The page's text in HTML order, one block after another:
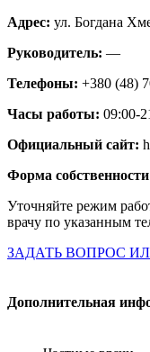
Адрес: ул. Богдана
Руководитель: —
Телефоны: +380 (48)
Часы работы: 09:00-
Официальный сайт:
Форма
Уточняйте режим
врачу по указанным
ЗАДАТЬ ВОПРОС
Дополнительная